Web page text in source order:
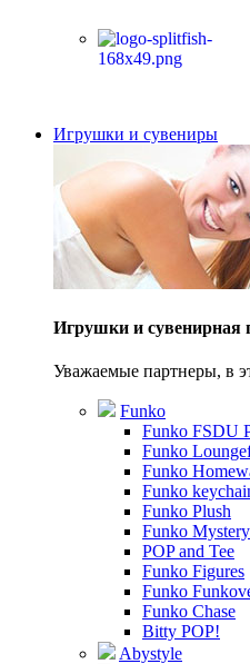
Игрушки и сувениры
Игрушки и сувенирная
Уважаемые партнеры, в
Funko
Funko FSDU
Funko
Funko
Funko
Funko Plush
Funko
POP and Tee
Funko Figures
Funko
Funko Chase
Bitty POP!
Abystyle